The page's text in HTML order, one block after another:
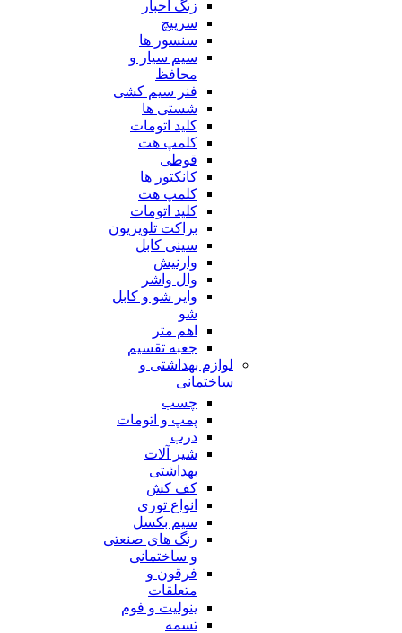
زنگ اخبار
سرپیچ
سنسور ها
سیم سیار و
محافظ
فنر سیم کشی
شستی ها
کلید اتومات
کلمپ هت
قوطی
کانکتور ها
کلمپ هت
کلید اتومات
براکت تلویزیون
سینی کابل
وارنیش
وال واشر
وایر شو و کابل
شو
اهم متر
جعبه تقسیم
لوازم بهداشتی و
ساختمانی
چسب
پمپ و اتومات
درب
شیر آلات
بهداشتی
کف کش
انواع توری
سیم بکسل
رنگ های صنعتی
و ساختمانی
فرقون و
متعلقات
ینولیت و فوم
تسمه